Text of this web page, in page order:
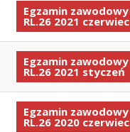
Egzamin zawodowy
RL.26 2021 czerwiec
Egzamin zawodowy
RL.26 2021 styczeń
Egzamin zawodowy
RL.26 2020 czerwiec